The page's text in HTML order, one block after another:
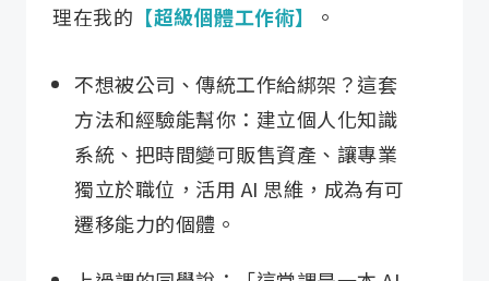
理在我的 【超級個體工作術】 。
不想被公司、傳統工作給綁架？這套
方法和經驗能幫你：建立個人化知識
系統、把時間變可販售資產、讓專業
獨立於職位，活用 AI 思維，成為有可
遷移能力的個體。